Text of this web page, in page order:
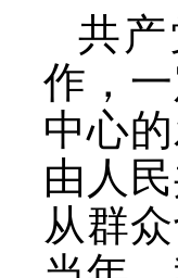
共
作，
中心
由人
从群